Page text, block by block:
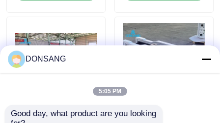
Permintaan Penawaran
Pemecah Batu Hidrolik
Pemutus hidrolik excavator
Chisel 165mm Lebar
Jenis terbuka
DONSANG
5:05 PM
Good day, what product are you looking